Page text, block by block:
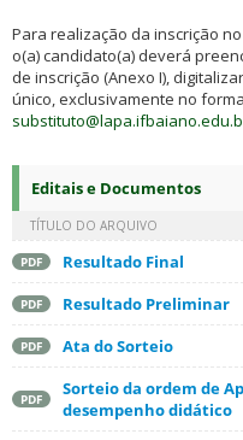
Para realização da inscrição
o(a) candidato(a) deverá
de inscrição (Anexo I),
único, exclusivamente no
Editais e Documentos
TÍTULO DO ARQUIVO
PDF Resultado Final
PDF Resultado Preliminar
PDF Ata do Sorteio
PDF
Sorteio da ordem de
desempenho didático